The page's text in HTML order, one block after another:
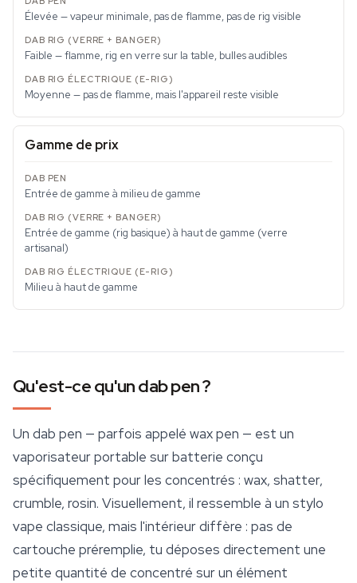
Élevée — vapeur minimale, pas de flamme, pas de rig visible
Faible — flamme, rig en verre sur la table, bulles audibles
Moyenne — pas de flamme, mais l'appareil reste visible
Gamme de prix
Entrée de gamme à milieu de gamme
Entrée de gamme (rig basique) à haut de gamme (verre
artisanal)
Milieu à haut de gamme
Qu'est-ce qu'un dab pen ?
Un dab pen — parfois appelé wax pen — est un
vaporisateur portable sur batterie conçu
spécifiquement pour les concentrés : wax, shatter,
crumble, rosin. Visuellement, il ressemble à un stylo
vape classique, mais l'intérieur diffère : pas de
cartouche préremplie, tu déposes directement une
petite quantité de concentré sur un élément